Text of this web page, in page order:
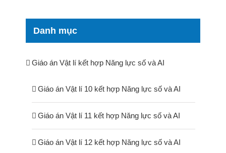
Danh mục
Giáo án Vật lí kết hợp Năng lực số và AI
Giáo án Vật lí 10 kết hợp Năng lực số và AI
Giáo án Vật lí 11 kết hợp Năng lực số và AI
Giáo án Vật lí 12 kết hợp Năng lực số và AI